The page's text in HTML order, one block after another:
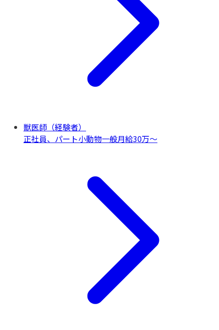
獣医師（経験者）
正社員、パート小動物一般月給30万〜